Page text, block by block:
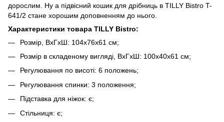
дорослим. Ну а підвісний кошик для дрібниць в TILLY Bistro T-
641/2 стане хорошим доповненням до нього.
Характеристики товара TILLY Bistro:
Розмір, ВхГхШ: 104x76x61 см;
Розмір в складеному вигляді, ВхГхШ: 100x40x61 см;
Регулювання по висоті: 6 положень;
Регулювання спинки: 3 положення;
Підставка для ніжок: є;
Стільниця: є;